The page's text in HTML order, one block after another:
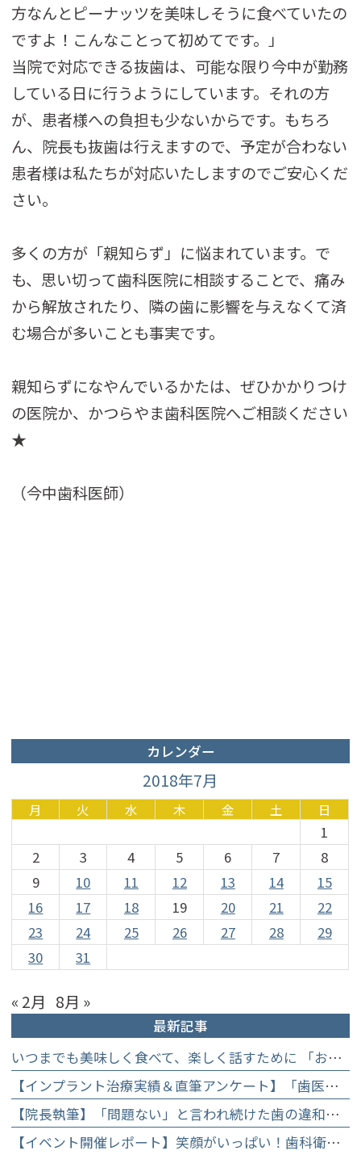
方なんとピーナッツを美味しそうに食べていたの
ですよ！こんなことって初めてです。」
当院で対応できる抜歯は、可能な限り今中が勤務
している日に行うようにしています。それの方
が、患者様への負担も少ないからです。もちろ
ん、院長も抜歯は行えますので、予定が合わない
患者様は私たちが対応いたしますのでご安心くだ
さい。
多くの方が「親知らず」に悩まれています。で
も、思い切って歯科医院に相談することで、痛み
から解放されたり、隣の歯に影響を与えなくて済
む場合が多いことも事実です。
親知らずになやんでいるかたは、ぜひかかりつけ
の医院か、かつらやま歯科医院へご相談ください
★
（今中歯科医師）
カレンダー
2018年7月
月 火 水 木 金 土 日
1
2
3 4 5 6 7
8
9
10 11 12 13 14
15
16
17 18 19 20 21
22
23
24 25 26 27 28
29
30
31
« 2月 8月 »
最新記事
いつまでも美味しく食べて、楽しく話すために 「お口からはじめる健康長寿教室」を開催します
【インプラント治療実績＆直筆アンケート】「歯医者が怖かった」トラウマを乗り越えて。70歳・介護士女性が手に入れた「晴れ晴れとした笑顔」と人生を支える噛み合わせ】
【院長執筆】「問題ない」と言われ続けた歯の違和感……60代女性が「80歳で20本の自前の歯」を守るために選んだ精密総合治療の全貌
【イベント開催レポート】笑顔がいっぱい！歯科衛生士×管理栄養士がお届けする「親子で楽しむむし歯になりにくいお菓子作り体験」】